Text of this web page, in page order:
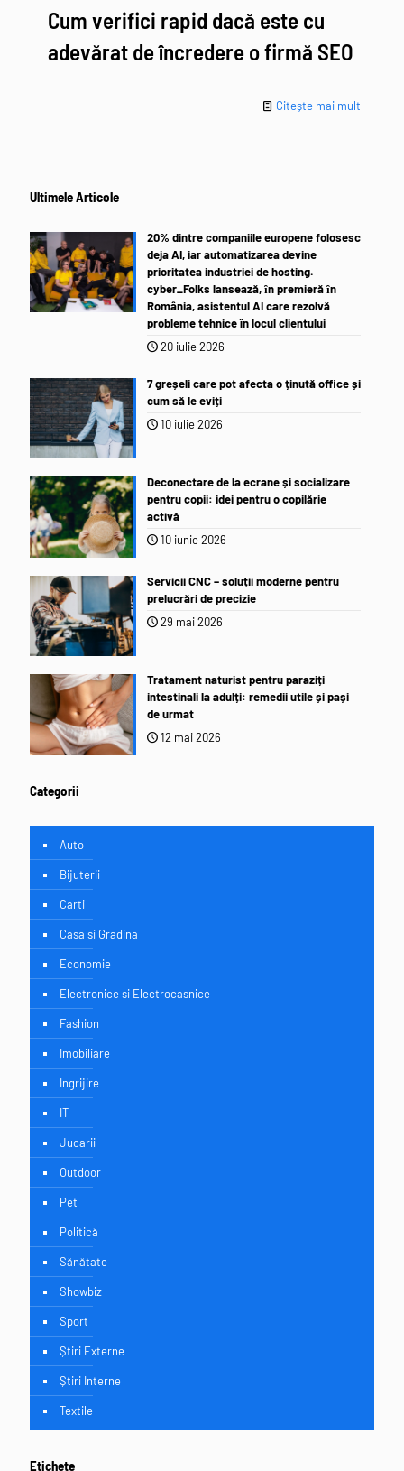
Cum verifici rapid dacă este cu
adevărat de încredere o firmă SEO
Citește mai mult
Ultimele Articole
20% dintre companiile europene folosesc
deja AI, iar automatizarea devine
prioritatea industriei de hosting.
cyber_Folks lansează, ȋn premieră ȋn
România, asistentul AI care rezolvă
probleme tehnice în locul clientului
20 iulie 2026
7 greșeli care pot afecta o ținută office și
cum să le eviți
10 iulie 2026
Deconectare de la ecrane și socializare
pentru copii: idei pentru o copilărie
activă
10 iunie 2026
Servicii CNC – soluții moderne pentru
prelucrări de precizie
29 mai 2026
Tratament naturist pentru paraziți
intestinali la adulți: remedii utile și pași
de urmat
12 mai 2026
Categorii
Auto
Bijuterii
Carti
Casa si Gradina
Economie
Electronice si Electrocasnice
Fashion
Imobiliare
Ingrijire
IT
Jucarii
Outdoor
Pet
Politică
Sănătate
Showbiz
Sport
Știri Externe
Știri Interne
Textile
Etichete